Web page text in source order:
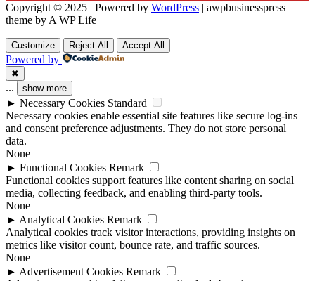
Copyright © 2025 | Powered by WordPress | awpbusinesspress
theme by A WP Life
Customize Reject All Accept All
Powered by
✖
... show more
► Necessary Cookies Standard
Necessary cookies enable essential site features like secure log-ins
and consent preference adjustments. They do not store personal
data.
None
► Functional Cookies Remark
Functional cookies support features like content sharing on social
media, collecting feedback, and enabling third-party tools.
None
► Analytical Cookies Remark
Analytical cookies track visitor interactions, providing insights on
metrics like visitor count, bounce rate, and traffic sources.
None
► Advertisement Cookies Remark